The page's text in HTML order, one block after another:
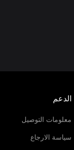
الدعم
معلومات التوصيل
سياسة الارجاع